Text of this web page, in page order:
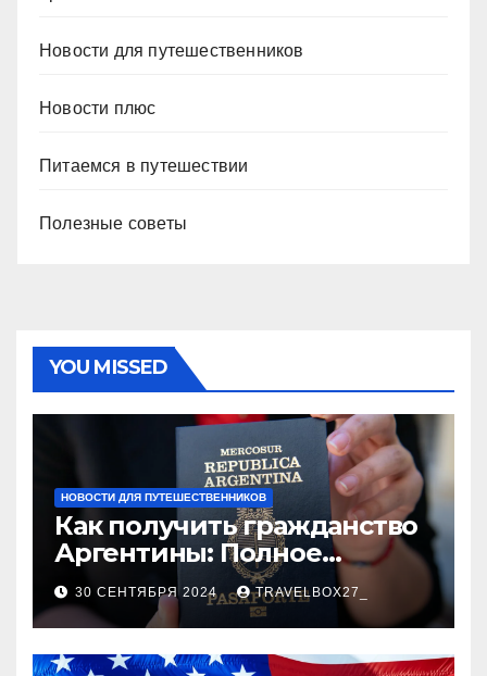
Новости для путешественников
Новости плюс
Питаемся в путешествии
Полезные советы
YOU MISSED
НОВОСТИ ДЛЯ ПУТЕШЕСТВЕННИКОВ
Как получить гражданство
Аргентины: Полное
руководство
30 СЕНТЯБРЯ 2024 TRAVELBOX27_